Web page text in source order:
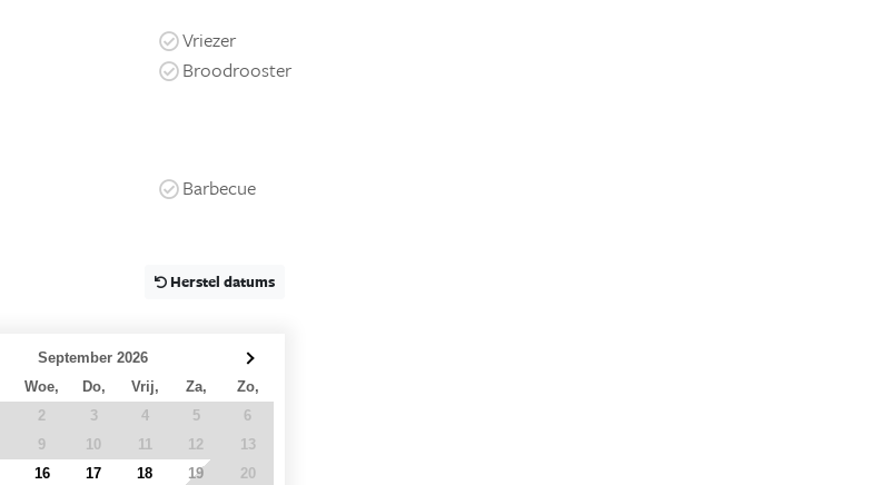
Vriezer
Broodrooster
Barbecue
Herstel datums
September 2026
Woe, Do, Vrij, Za,
Zo,
2 3 4 5
6
9 10 11 12
13
16 17 18 19
20